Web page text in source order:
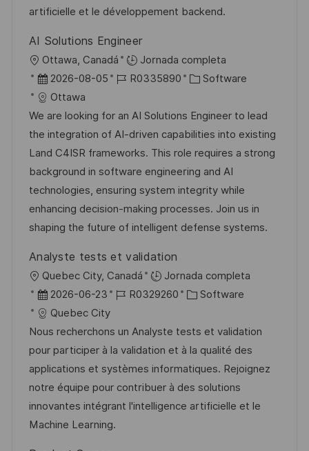
n p
b
l
i
c
a
c
i
ó
n
l
o
í
artificielle et le développement backend.
AI Solutions Engineer
U
b
c
a
c
i
ó
n
Ottawa, Canadá
Jornada completa
F
e
c
h
a
d
e
p
u
l
i
c
a
c
i
ó
n
2026-08-05
I
d
e
e
m
p
l
e
R0335890
C
t
e
g
o
r
í
a
Software
Ottawa
We are looking for an AI Solutions Engineer to lead
the integration of AI-driven capabilities into existing
Land C4ISR frameworks. This role requires a strong
background in software engineering and AI
technologies, ensuring system integrity while
enhancing decision-making processes. Join us in
shaping the future of intelligent defense systems.
Analyste tests et validation
U
b
c
a
c
i
ó
n
Quebec City, Canadá
Jornada completa
F
e
c
h
a
d
e
p
2026-06-23
I
d
e
e
m
p
R0329260
C
t
e
g
o
r
Software
Quebec City
Nous recherchons un Analyste tests et validation
pour participer à la validation et à la qualité des
applications et systèmes informatiques. Rejoignez
notre équipe pour contribuer à des solutions
innovantes intégrant l'intelligence artificielle et le
Machine Learning.